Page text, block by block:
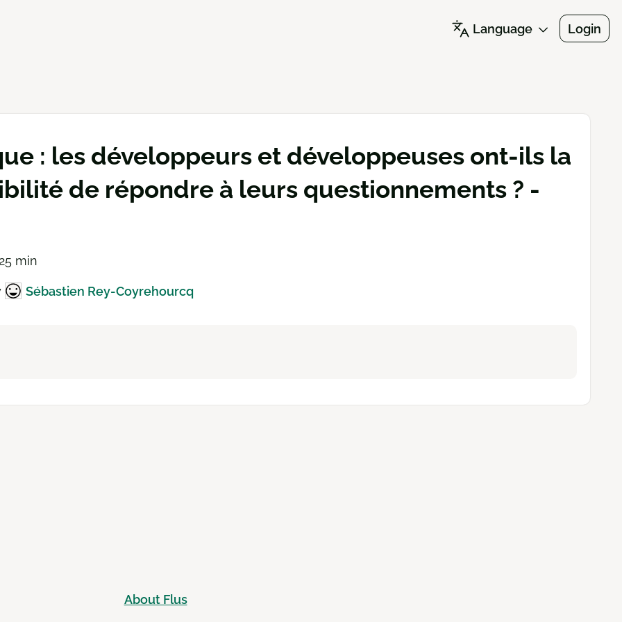
Language Login
: les développeurs et développeuses ont-ils la
de répondre à leurs questionnements ? -
min
Sébastien Rey-Coyrehourcq
About Flus